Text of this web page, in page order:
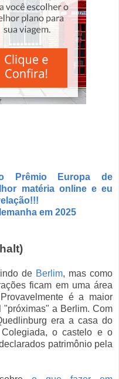
Prêmio Europa de
matéria online e eu
em 2025
de Berlim, mas como
ficam em uma área
é a maior
"próximas" a Berlim. Com
era a casa do
Colegiada, o castelo e o
patrimônio pela